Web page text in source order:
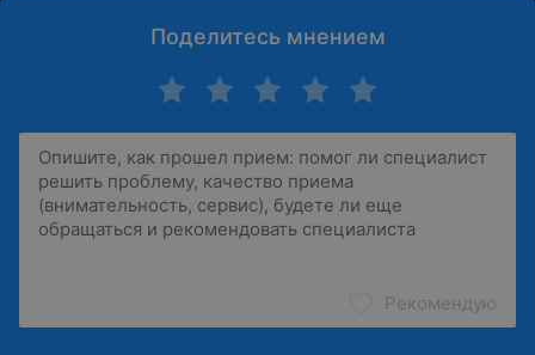
Поделитесь мнением
Рекомендую